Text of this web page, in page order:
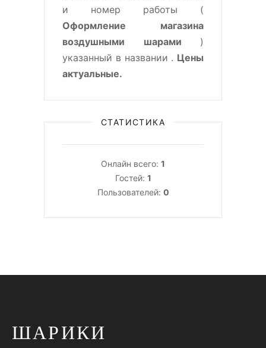
и номер работы (
Оформление магазина
воздушными шарами )
указанный в названии . Цены
актуальные.
СТАТИСТИКА
Онлайн всего: 1
Гостей: 1
Пользователей: 0
ШАРИКИ